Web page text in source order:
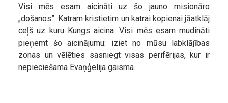
Visi mēs esam aicināti uz šo jauno misionāro
„došanos”. Katram kristietim un katrai kopienai jāatklāj
ceļš uz kuru Kungs aicina. Visi mēs esam mudināti
pieņemt šo aicinājumu: iziet no mūsu labklājības
zonas un vēlēties sasniegt visas perifērijas, kur ir
nepieciešama Evaņģelija gaisma.